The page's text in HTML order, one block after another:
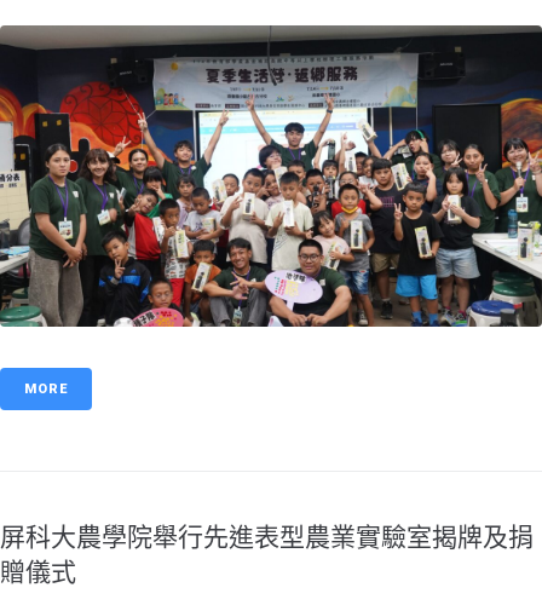
MORE
屏科大農學院舉行先進表型農業實驗室揭牌及捐
贈儀式